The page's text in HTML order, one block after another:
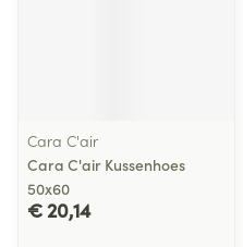
Cara C'air
Cara C'air Kussenhoes
50x60
€ 20,14